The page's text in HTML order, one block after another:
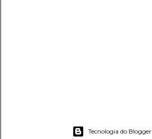
Tecnologia do Blogger